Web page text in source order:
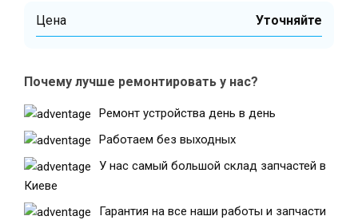
г. Киев, ТЦ LAKE PLAZA, ул. Героев
г. Киев, ул. Казимира Малевича, 87
Дарница
г. Киев, Комфорт Таун, ул.
Березнева, 16, корпус 3
Цена Уточняйте
Почему лучше ремонтировать у нас?
Ремонт устройства день в день
Работаем без выходных
У нас самый большой склад запчастей в
Киеве
Гарантия на все наши работы и запчасти